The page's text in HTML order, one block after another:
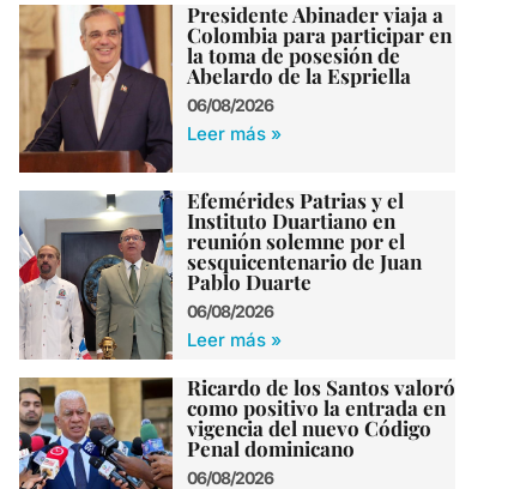
Presidente Abinader viaja a
Colombia para participar en
la toma de posesión de
Abelardo de la Espriella
06/08/2026
Leer más »
Efemérides Patrias y el
Instituto Duartiano en
reunión solemne por el
sesquicentenario de Juan
Pablo Duarte
06/08/2026
Leer más »
Ricardo de los Santos valoró
como positivo la entrada en
vigencia del nuevo Código
Penal dominicano
06/08/2026